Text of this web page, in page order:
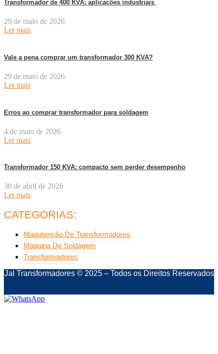
Transformador de 400 KVA: aplicações industriais
29 de maio de 2026
Ler mais
Vale a pena comprar um transformador 300 KVA?
29 de maio de 2026
Ler mais
Erros ao comprar transformador para soldagem
4 de maio de 2026
Ler mais
Transformador 150 KVA: compacto sem perder desempenho
30 de abril de 2026
Ler mais
CATEGORIAS:
Manutenção De Transformadores
Máquina De Soldagem
Transformadores
Jal Transformadores © 2025 – Todos os Direitos Reservados